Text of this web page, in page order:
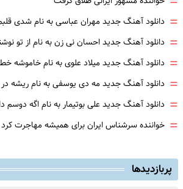
= دانلود آهنگ جدید مهران عباسی به نام شدی
= دانلود آهنگ جدید احسان نی زن به نام از تو
= دانلود آهنگ جدید میلاد علوی به نام خاموشه
= دانلود آهنگ جدید مه دی یوسفی به نام ریشه
= دانلود آهنگ جدید علی بوتیمار به نام اگه دوسم
= خواننده سرشناس ایران برای همیشه مهاجرت کرد
پربازدیدها